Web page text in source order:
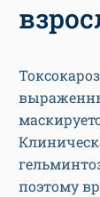
поэтому